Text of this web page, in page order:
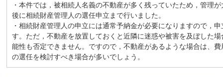
・本件では，被相続人名義の不動産が多く残っていたため，管理
後に相続財産管理人の選任申立まで行いました。
・相続財産管理人の申立には通常予納金が必要になりますので，
す。ただ，不動産を放置しておくと近隣に迷惑や被害を及ぼした
能性も否定できません。ですので，不動産があるような場合は、
の選任を検討すべき場合が多いでしょう。